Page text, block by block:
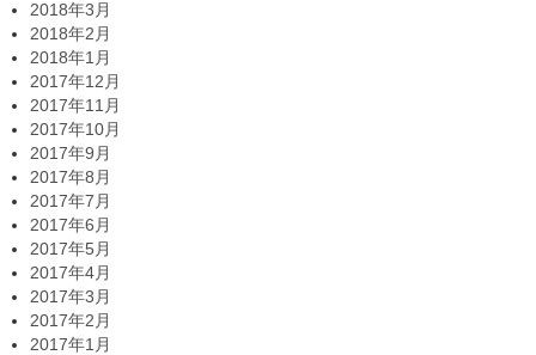
2018年3月
2018年2月
2018年1月
2017年12月
2017年11月
2017年10月
2017年9月
2017年8月
2017年7月
2017年6月
2017年5月
2017年4月
2017年3月
2017年2月
2017年1月